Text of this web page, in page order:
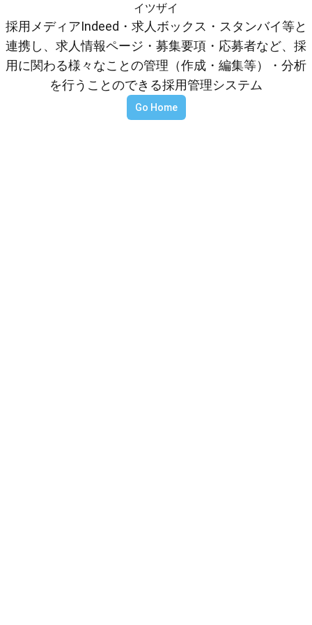
イツザイ
採用メディアIndeed・求人ボックス・スタンバイ等と
連携し、求人情報ページ・募集要項・応募者など、採
用に関わる様々なことの管理（作成・編集等）・分析
を行うことのできる採用管理システム
Go Home